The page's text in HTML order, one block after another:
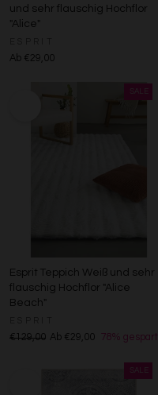
und sehr flauschig Hochflor
"Alice"
Ab €29,00
Esprit Teppich Weiß und sehr
flauschig Hochflor "Alice
Beach"
€129,00 Ab €29,00 78% gespart